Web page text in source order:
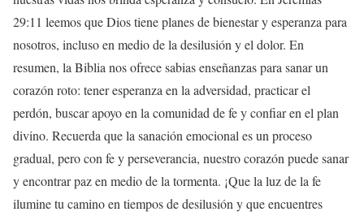
29:11 leemos que Dios tiene planes de bienestar y esperanza para
nosotros, incluso en medio de la desilusión y el dolor. En
resumen, la Biblia nos ofrece sabias enseñanzas para sanar un
corazón roto: tener esperanza en la adversidad, practicar el
perdón, buscar apoyo en la comunidad de fe y confiar en el plan
divino. Recuerda que la sanación emocional es un proceso
gradual, pero con fe y perseverancia, nuestro corazón puede sanar
y encontrar paz en medio de la tormenta. ¡Que la luz de la fe
ilumine tu camino en tiempos de desilusión y que encuentres